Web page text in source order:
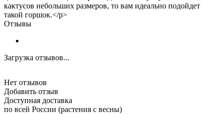
кактусов небольших размеров, то вам идеально подойдет
такой горшок.</p>
Отзывы
Загрузка отзывов...
Нет отзывов
Добавить отзыв
Доступная доставка
по всей России (растения с весны)